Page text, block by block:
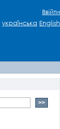
Ввійти
українська English